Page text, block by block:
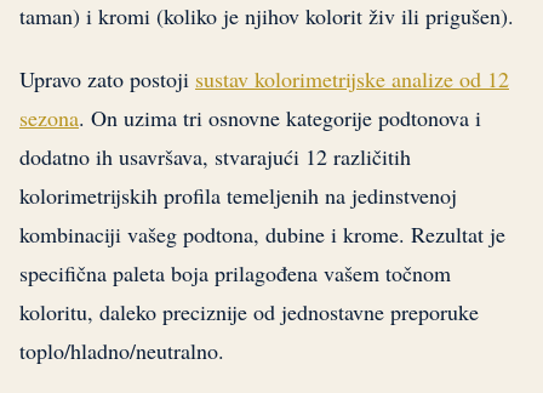
taman) i kromi (koliko je njihov kolorit živ ili prigušen).
Upravo zato postoji sustav kolorimetrijske analize od 12
sezona. On uzima tri osnovne kategorije podtonova i
dodatno ih usavršava, stvarajući 12 različitih
kolorimetrijskih profila temeljenih na jedinstvenoj
kombinaciji vašeg podtona, dubine i krome. Rezultat je
specifična paleta boja prilagođena vašem točnom
koloritu, daleko preciznije od jednostavne preporuke
toplo/hladno/neutralno.